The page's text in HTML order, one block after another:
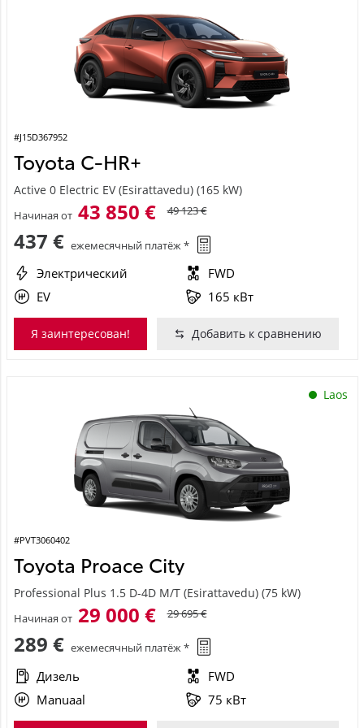
#J15D367952
Toyota C-HR+
Active 0 Electric EV (Esirattavedu) (165 kW)
Начиная от 43 850 € 49 123 €
437 € ежемесячный платёж *
Электрический
FWD
EV
165 кВт
Я заинтересован! Добавить к сравнению
Laos
#PVT3060402
Toyota Proace City
Professional Plus 1.5 D-4D M/T (Esirattavedu) (75 kW)
Начиная от 29 000 € 29 695 €
289 € ежемесячный платёж *
Дизель
FWD
Manuaal
75 кВт